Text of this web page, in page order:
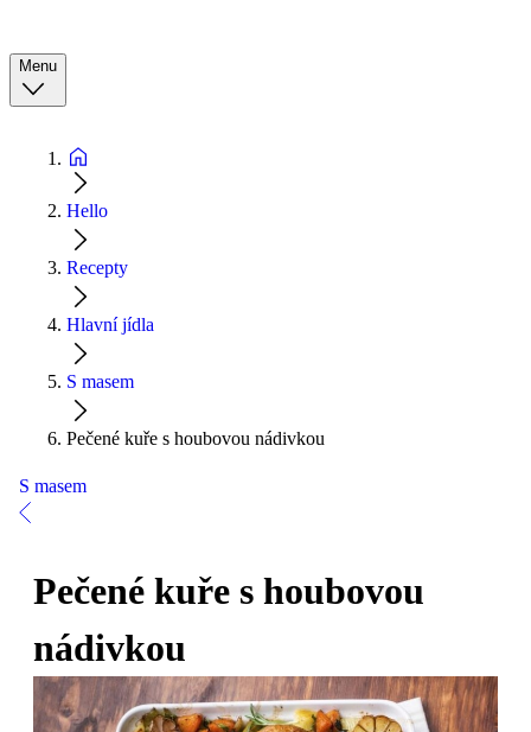
Menu
Hello
Recepty
Hlavní jídla
S masem
Pečené kuře s houbovou nádivkou
S masem
Pečené kuře s houbovou
nádivkou